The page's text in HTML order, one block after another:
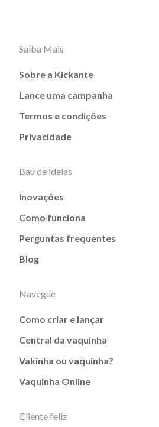
Saiba Mais
Sobre a Kickante
Lance uma campanha
Termos e condições
Privacidade
Baú de ideias
Inovações
Como funciona
Perguntas frequentes
Blog
Navegue
Como criar e lançar
Central da vaquinha
Vakinha ou vaquinha?
Vaquinha Online
Cliente feliz